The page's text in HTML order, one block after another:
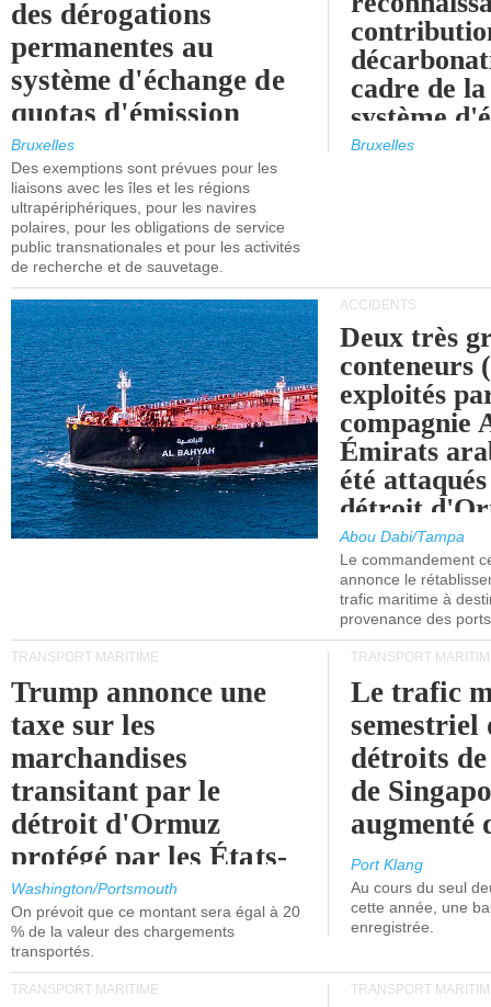
des dérogations
permanentes au
système d'échange de
quotas d'émission
maritimes de l'UE
après 2030.
Bruxelles
Des exemptions sont prévues pour les
liaisons avec les îles et les régions
ultrapériphériques, pour les navires
polaires, pour les obligations de service
public transnationales et pour les activités
de recherche et de sauvetage.
cadre de
système
quotas
Bruxelles
ACCIDENTS
Deux très
conteneurs
exploités
compagnie
Émirats
été
détroit
Abou Dabi/Tampa
Le commandement
annonce le
trafic maritime à
provenance des
TRANSPORT MARITIME
Trump annonce une
taxe sur les
marchandises
transitant par le
détroit d'Ormuz
protégé par les États-
Unis.
Washington/Portsmouth
On prévoit que ce montant sera égal à 20
% de la valeur des chargements
transportés.
TRANSPORT
Le trafic
semestriel
détroits
de
augmenté
Port Klang
Au cours du seul
cette année, une
enregistrée.
TRANSPORT MARITIME TRANSPORT